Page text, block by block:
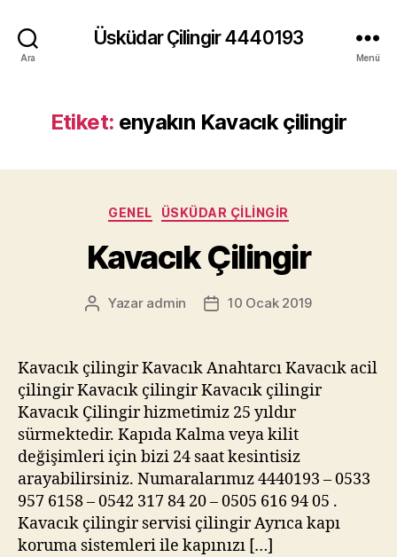
Ara
Üsküdar Çilingir 4440193
Menü
Etiket: enyakın Kavacık çilingir
Kategoriler
GENEL ÜSKÜDAR ÇILINGIR
Kavacık Çilingir
Yazının
Yazar admin
Yazı10 Ocak 2019
Kavacık çilingir Kavacık Anahtarcı Kavacık acil
çilingir Kavacık çilingir Kavacık çilingir
Kavacık Çilingir hizmetimiz 25 yıldır
sürmektedir. Kapıda Kalma veya kilit
değişimleri için bizi 24 saat kesintisiz
arayabilirsiniz. Numaralarımız 4440193 – 0533
957 6158 – 0542 317 84 20 – 0505 616 94 05 .
Kavacık çilingir servisi çilingir Ayrıca kapı
koruma sistemleri ile kapınızı […]